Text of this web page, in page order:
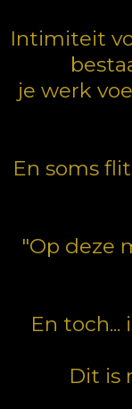
Intimiteit
je werk
En soms
"Op deze
En
Dit is